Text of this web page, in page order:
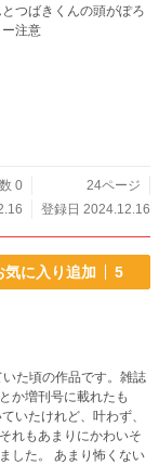
つばきくんの頭がぽろ
注意
0
24ページ
登録日 2024.12.16
気に入り追加 5
た頃の作品です。雑誌
か増刊号に載れたも
れもあまりにかわいそ
怖くない